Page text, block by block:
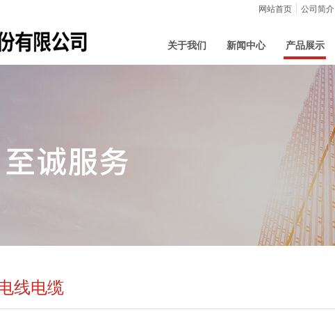
网站首页 公司简介
关于我们 新闻中心 产品展示
线电缆